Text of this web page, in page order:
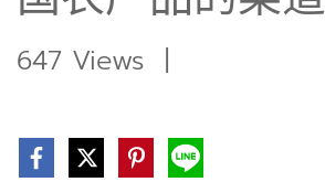
647 Views |